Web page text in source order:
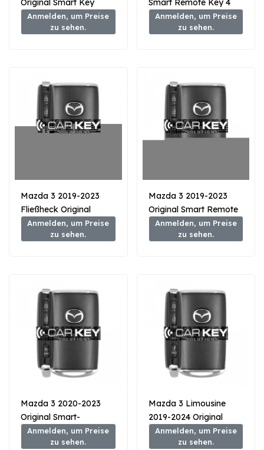
Fernbedienung 2+1
Taste 315MHz BCY1-
Anmelden, um Preise
zu sehen.
Tasten 433MHz GHY5-
Anmelden, um Preise
zu sehen.
Mazda 3 2019-2023
Fließheck Original
Smart Remote Key 2+1
Tasten 433MHz BCYP-
Anmelden, um Preise
zu sehen.
Mazda 3 2019-2023
Original Smart Remote
Key 3 Tasten 433MHz
BCYB-67-5DYB
Anmelden, um Preise
zu sehen.
Mazda 3 2020-2023
Original Smart-
Fernschlüssel 3+1
Tasten 433MHz BCYD-
Anmelden, um Preise
zu sehen.
Mazda 3 Limousine
2019-2024 Original
Smart Key 3+1 Taste
315MHz BCYA-67-5DYB
Anmelden, um Preise
zu sehen.